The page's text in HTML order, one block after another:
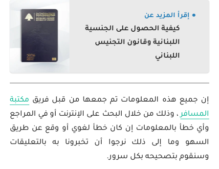
● إقرأ المزيد عن
كيفية الحصول على الجنسية
اللبنانية وقانون التجنيس
اللبناني
إن جميع هذه المعلومات تم جمعها من قبل فريق مكتبة
المسافر، وذلك من خلال البحث على الإنترنت أو في المراجع
وأي خطأ بالمعلومات إن كان خطأ لغوي أو وقع عن طريق
السهو وما إلى ذلك نرجوا أن تخبرونا به بالتعليقات
وسنقوم بتصحيحه بكل سرور.